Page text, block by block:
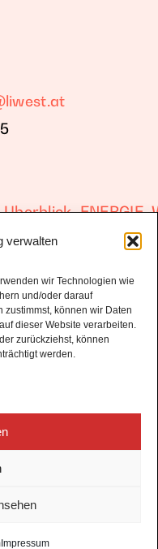
verwalten
wir Technologien wie
und/oder darauf
können wir Daten
dieser Website verarbeiten.
zurückziehst, können
werden.
Impressum